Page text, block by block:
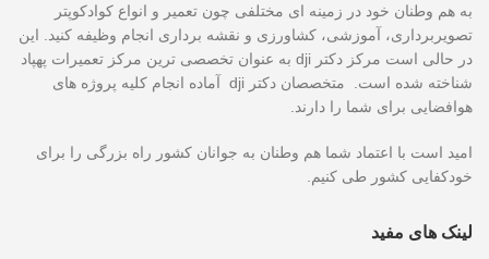
به هم وطنان خود در زمینه ای مختلفی چون تعمیر و انواع کوادکوپتر
تصویربرداری، آموزشی، کشاورزی و نقشه برداری انجام وظیفه کنید. این
در حالی است مرکز دکتر dji به عنوان تخصصی ترین مرکز تعمیرات پهپاد
شناخته شده است. متخصصان دکتر dji آماده انجام کلیه پروژه های
هوافضایی برای شما را دارند.
امید است با اعتماد شما هم وطنان به جوانان کشور راه بزرگی را برای
خودکفایی کشور طی کنیم.
لینک های مفید